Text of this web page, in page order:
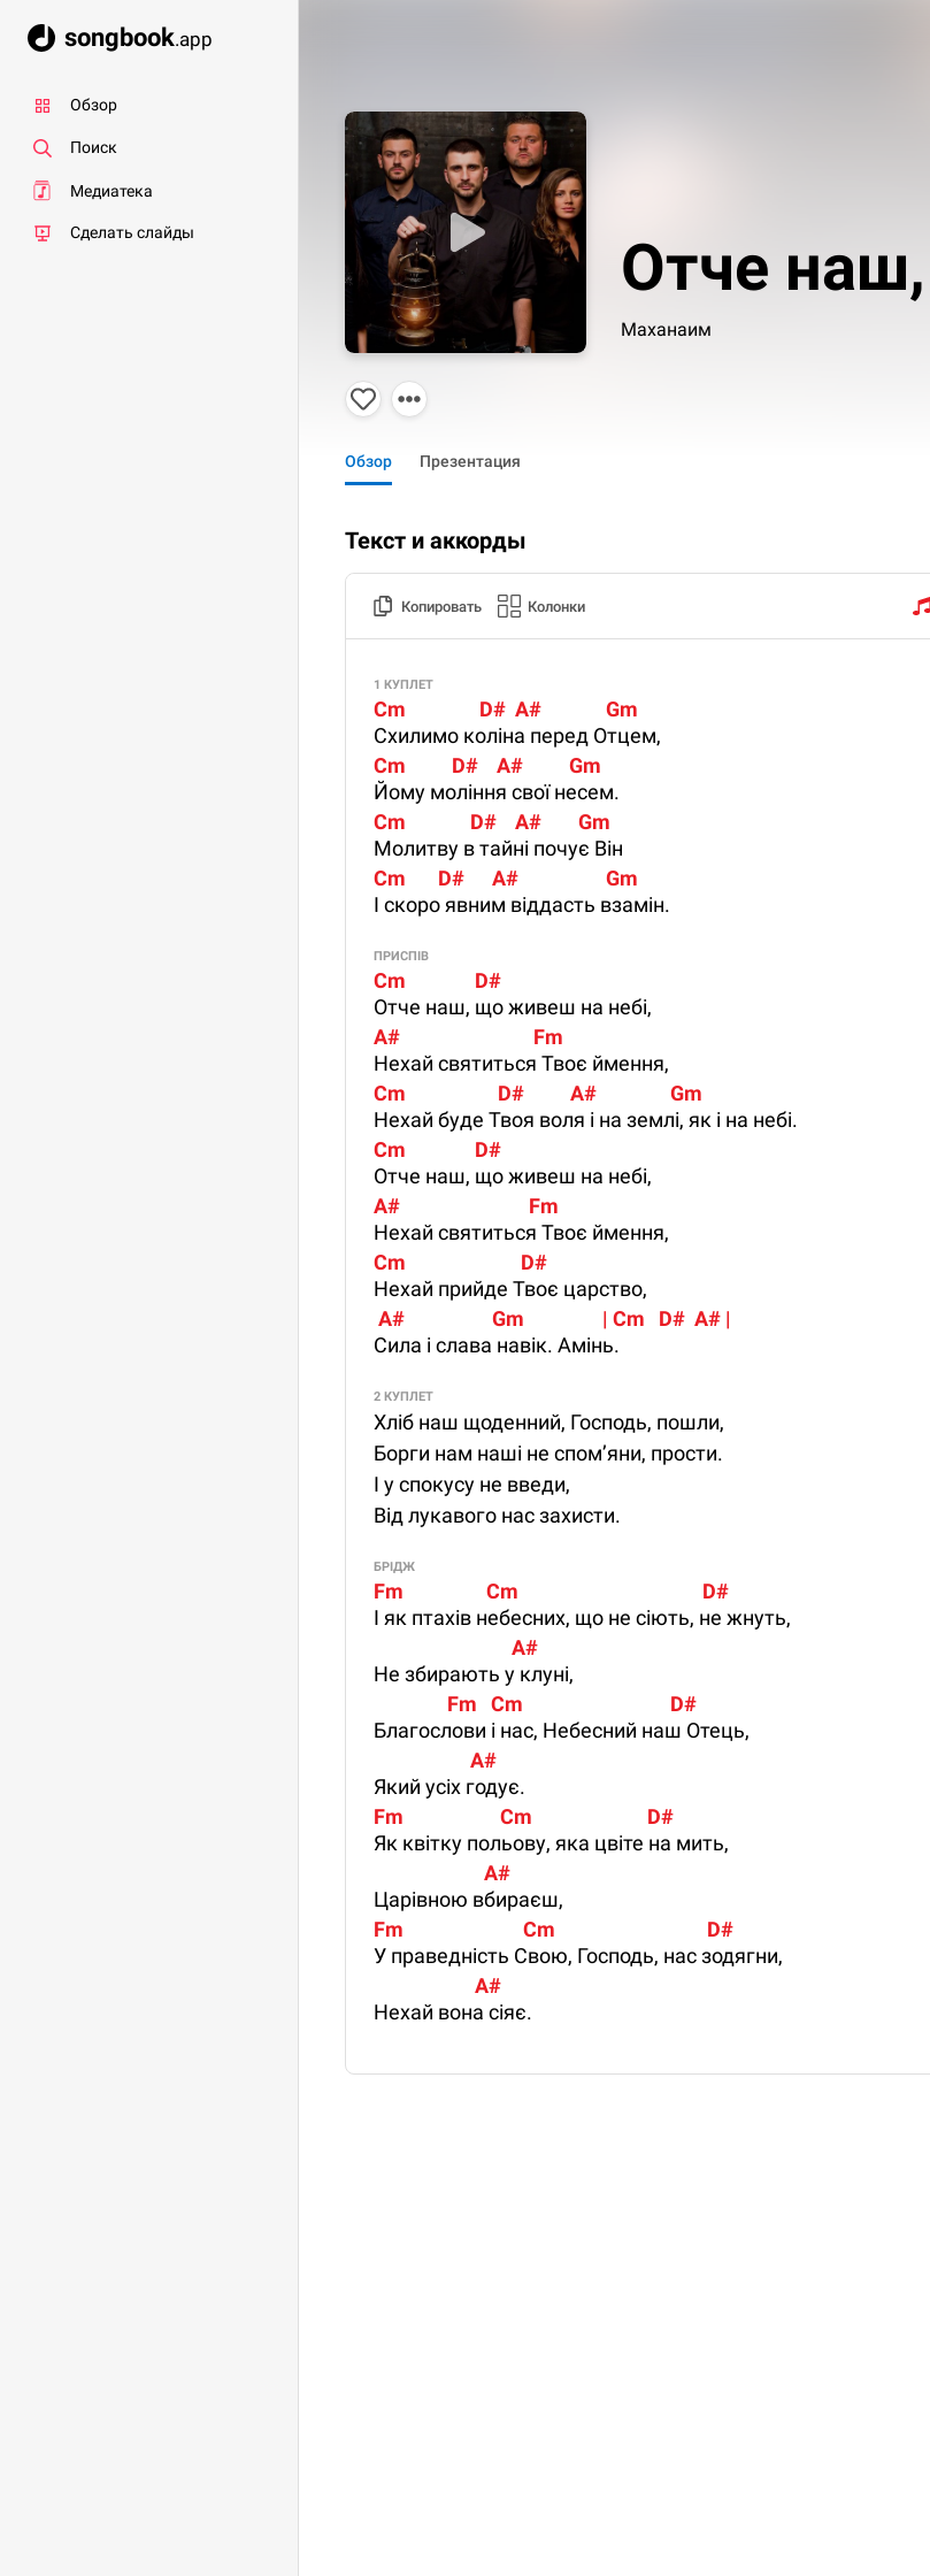
songbook.app
Обзор
Поиск
Медиатека
Сделать слайды Отче
Маханаим
Обзор Презентация
Текст и аккорды
Копировать Колонки
1 КУПЛЕТ
Cm                D#  A#              Gm
Схилимо коліна перед Отцем,
Cm          D#    A#          Gm
Йому моління свої несем.
Cm              D#    A#        Gm
Молитву в тайні почує Він
Cm       D#      A#                   Gm
І скоро явним віддасть взамін.
ПРИСПІВ
Cm               D#
Отче наш, що живеш на небі,
A#                             Fm
Нехай святиться Твоє ймення,
Cm                    D#          A#                Gm
Нехай буде Твоя воля і на землі, як і на небі.
Cm               D#
Отче наш, що живеш на небі,
A#                            Fm
Нехай святиться Твоє ймення,
Cm                         D#
Нехай прийде Твоє царство,
A#                   Gm                 | Cm   D#  A# |
Сила і слава навік. Амінь.
2 КУПЛЕТ
Хліб наш щоденний, Господь, пошли,
Борги нам наші не спом’яни, прости.
І у спокусу не введи,
Від лукавого нас захисти.
БРІДЖ
Fm                  Cm                                        D#
І як птахів небесних, що не сіють, не жнуть,
                              A#
Не збирають у клуні,
                Fm   Cm                                D#
Благослови і нас, Небесний наш Отець,
                     A#
Який усіх годує.
Fm                     Cm                         D#
Як квітку польову, яка цвіте на мить,
                        A#
Царівною вбираєш,
Fm                          Cm                                 D#
У праведність Свою, Господь, нас зодягни,
                      A#
Нехай вона сіяє.